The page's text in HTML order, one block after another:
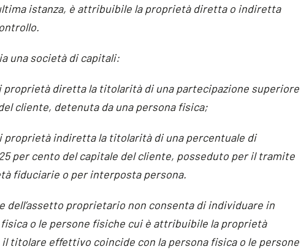
istanza, è attribuibile la proprietà diretta o indiretta
una società di capitali:
proprietà diretta la titolarità di una partecipazione superiore
cliente, detenuta da una persona fisica;
proprietà indiretta la titolarità di una percentuale di
per cento del capitale del cliente, posseduto per il tramite
fiduciarie o per interposta persona.
dell’assetto proprietario non consenta di individuare in
o le persone fisiche cui è attribuibile la proprietà
titolare effettivo coincide con la persona fisica o le persone